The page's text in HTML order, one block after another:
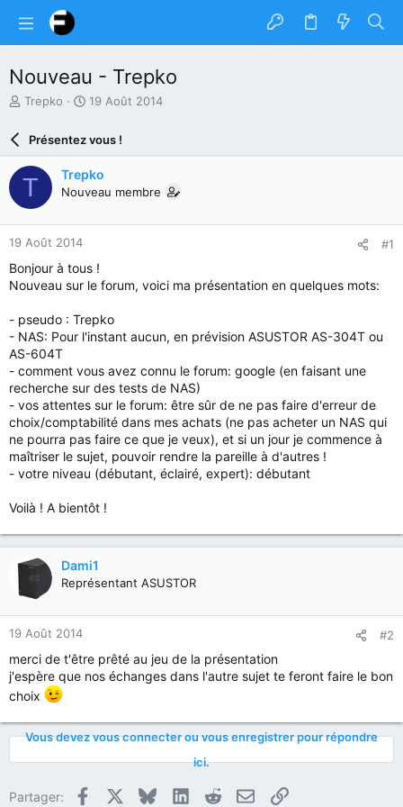
Nouveau - Trepko
A
e
u
r
d
u
s
u
t
Trepko
D
e
e
d
b
19 Août 2014
Présentez vous !
T Trepko
Nouveau membre
19 Août 2014 #1
Bonjour à tous !
Nouveau sur le forum, voici ma présentation en quelques mots:
- pseudo : Trepko
- NAS: Pour l'instant aucun, en prévision ASUSTOR AS-304T ou
AS-604T
- comment vous avez connu le forum: google (en faisant une
recherche sur des tests de NAS)
- vos attentes sur le forum: être sûr de ne pas faire d'erreur de
choix/comptabilité dans mes achats (ne pas acheter un NAS qui
ne pourra pas faire ce que je veux), et si un jour je commence à
maîtriser le sujet, pouvoir rendre la pareille à d'autres !
- votre niveau (débutant, éclairé, expert): débutant
Voilà ! A bientôt !
Dami1
Représentant ASUSTOR
19 Août 2014 #2
merci de t'être prêté au jeu de la présentation
j'espère que nos échanges dans l'autre sujet te feront faire le bon
choix
Vous devez vous connecter ou vous enregistrer pour répondre
ici.
Partager: Facebook BlueskyLinkedInRedditE-mailLien